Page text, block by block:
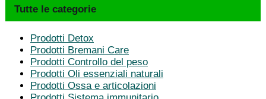
Tutte le categorie
Prodotti Detox
Prodotti Bremani Care
Prodotti Controllo del peso
Prodotti Oli essenziali naturali
Prodotti Ossa e articolazioni